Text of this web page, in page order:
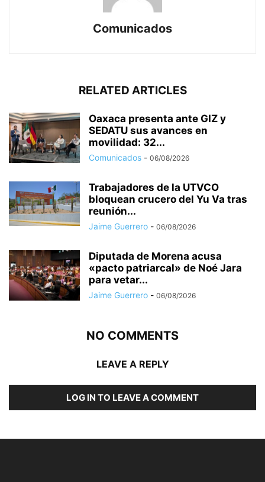
Comunicados
RELATED ARTICLES
Oaxaca presenta ante GIZ y
SEDATU sus avances en
movilidad: 32...
Comunicados - 06/08/2026
Trabajadores de la UTVCO
bloquean crucero del Yu Va tras
reunión...
Jaime Guerrero - 06/08/2026
Diputada de Morena acusa
«pacto patriarcal» de Noé Jara
para vetar...
Jaime Guerrero - 06/08/2026
NO COMMENTS
LEAVE A REPLY
LOG IN TO LEAVE A COMMENT